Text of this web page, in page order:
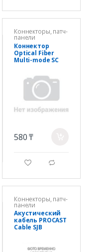
Коннекторы, патч-
панели
Коннектор
Optical Fiber
Multi-mode SC
580 ₸
g d
Коннекторы, патч-
панели
Акустический
кабель PROCAST
Cable SJB